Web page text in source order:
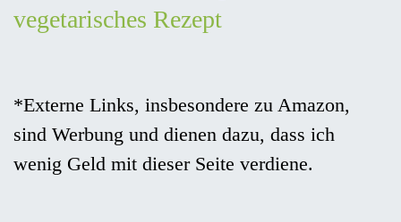
vegetarisches Rezept
*Externe Links, insbesondere zu Amazon,
sind Werbung und dienen dazu, dass ich
wenig Geld mit dieser Seite verdiene.